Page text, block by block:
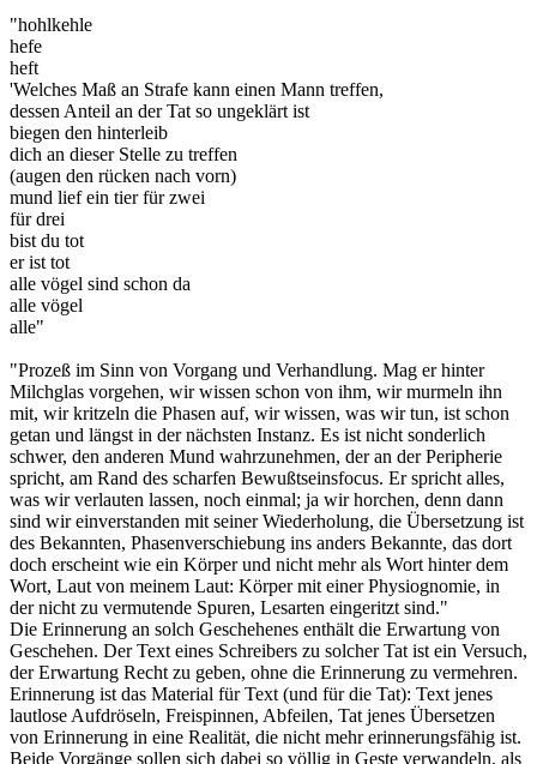
"hohlkehle
hefe
heft
'Welches Maß an Strafe kann einen Mann treffen,
dessen Anteil an der Tat so ungeklärt ist
biegen den hinterleib
dich an dieser Stelle zu treffen
(augen den rücken nach vorn)
mund lief ein tier für zwei
für drei
bist du tot
er ist tot
alle vögel sind schon da
alle vögel
alle"
"Prozeß im Sinn von Vorgang und Verhandlung. Mag er hinter
Milchglas vorgehen, wir wissen schon von ihm, wir murmeln ihn
mit, wir kritzeln die Phasen auf, wir wissen, was wir tun, ist schon
getan und längst in der nächsten Instanz. Es ist nicht sonderlich
schwer, den anderen Mund wahrzunehmen, der an der Peripherie
spricht, am Rand des scharfen Bewußtseinsfocus. Er spricht alles,
was wir verlauten lassen, noch einmal; ja wir horchen, denn dann
sind wir einverstanden mit seiner Wiederholung, die Übersetzung ist
des Bekannten, Phasenverschiebung ins anders Bekannte, das dort
doch erscheint wie ein Körper und nicht mehr als Wort hinter dem
Wort, Laut von meinem Laut: Körper mit einer Physiognomie, in
der nicht zu vermutende Spuren, Lesarten eingeritzt sind."
Die Erinnerung an solch Geschehenes enthält die Erwartung von
Geschehen. Der Text eines Schreibers zu solcher Tat ist ein Versuch,
der Erwartung Recht zu geben, ohne die Erinnerung zu vermehren.
Erinnerung ist das Material für Text (und für die Tat): Text jenes
lautlose Aufdröseln, Freispinnen, Abfeilen, Tat jenes Übersetzen
von Erinnerung in eine Realität, die nicht mehr erinnerungsfähig ist.
Beide Vorgänge sollen sich dabei so völlig in Geste verwandeln, als